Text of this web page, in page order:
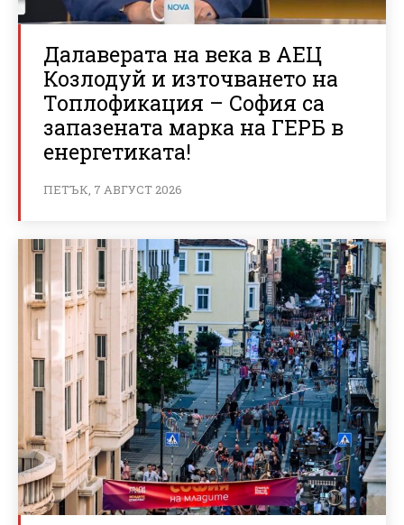
Далаверата на века в АЕЦ
Козлодуй и източването на
Топлофикация – София са
запазената марка на ГЕРБ в
енергетиката!
ПЕТЪК, 7 АВГУСТ 2026